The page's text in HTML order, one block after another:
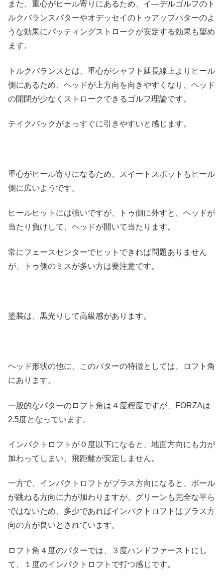
また、重心がヒール寄りにあるため、イ―デルゴルフのト
ルクバランスパターやオデッセイのトゥアップパターのよ
うな効果にパッティングストロークが安定する効果も望め
ます。
トルクバランスとは、重心がシャフト延長線上よりヒール
側にあるため、ヘッドが上方向を向きやすくなり、ヘッド
の開閉が少なくストロークできるゴルフ理論です。
テイクバックがまっすぐに引きやすいと感じます。
重心がヒール寄りになるため、スイートスポットもヒール
側に広いようです。
ヒールヒットには強いですが、トゥ側に外すと、ヘッドが
当たり負けして、ヘッドが開いて当たります。
常にフェースセンターでヒットできれば問題ありません
が、トゥ側のミスが多い方は要注意です。
塗装は、黒光りして高級感があります。
ヘッド形状の他に、このパターの特徴としては、ロフト角
にあります。
一般的なパターのロフト角は４度程度ですが、FORZAは
2.5度となっています。
インパクトロフトが０度以下になると、地面方向にも力が
加わってしまい、飛距離が安定しません。
一方で、インパクトロフトがプラス方向になると、ボール
が跳ねる方向に力が加わりますが、グリーンも完全な平ら
ではないため、多少であればインパクトロフトはプラス方
向の方が良いとされています。
ロフト角４度のパターでは、３度ハンドファーストにし
て、１度のインパクトロフトで打つ感じです。